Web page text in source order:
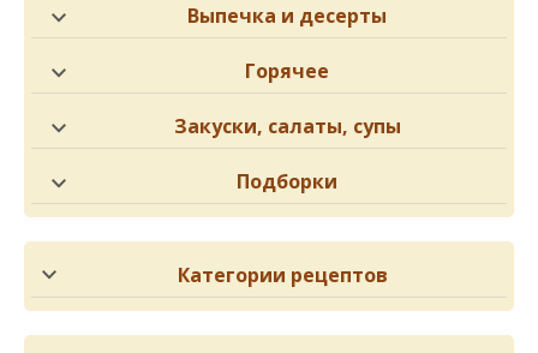
Выпечка и десерты
Горячее
Закуски, салаты, супы
Подборки
Категории рецептов